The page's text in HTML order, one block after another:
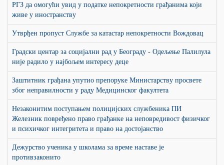
РГЗ да омогући увид у податке непокретности грађанима који
живе у иностранству
Утврђен пропуст Службе за катастар непокретности Вождовац
Градски центар за социјални рад у Београду - Одељење Палилула
није радило у најбољем интересу деце
Заштитник грађана упутио препоруке Министарству просвете
због неправилности у раду Медицинског факултета
Незаконитим поступањем полицијских службеника ПИ
Железник повређено право грађанке на неповредивост физичког
и психичког интегритета и право на достојанство
Дежурство ученика у школама за време наставе је
противзаконито